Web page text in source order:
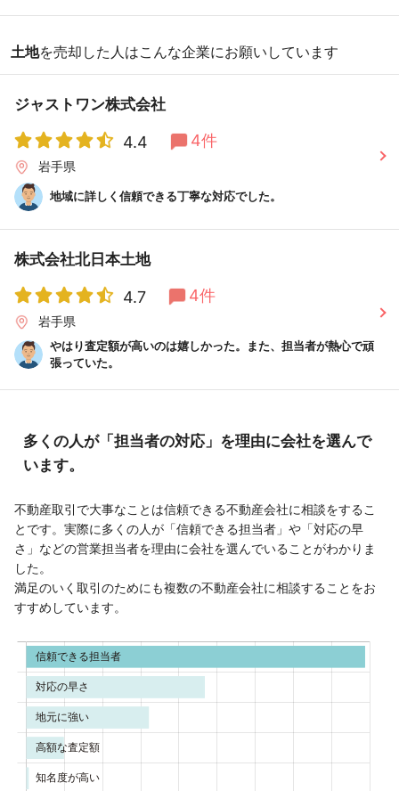
土地を売却した人はこんな企業にお願いしています
ジャストワン株式会社
4.4 4件
岩手県
地域に詳しく信頼できる丁寧な対応でした。
株式会社北日本土地
4.7 4件
岩手県
やはり査定額が高いのは嬉しかった。また、担当者が熱心で頑
張っていた。
多くの人が「担当者の対応」を理由に会社を選んで
います。
不動産取引で大事なことは信頼できる不動産会社に相談をするこ
とです。実際に多くの人が「信頼できる担当者」や「対応の早
さ」などの営業担当者を理由に会社を選んでいることがわかりま
した。
満足のいく取引のためにも複数の不動産会社に相談することをお
すすめしています。